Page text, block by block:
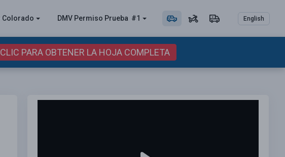
Colorado DMV Permiso Prueba #1 English
CLIC PARA OBTENER LA HOJA COMPLETA